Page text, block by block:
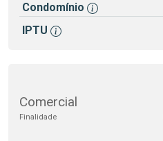
Condomínio
IPTU
Comercial
Finalidade